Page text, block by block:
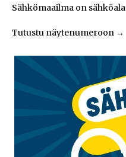
Sähkömaailma on
Tutustu näytenumeroon →